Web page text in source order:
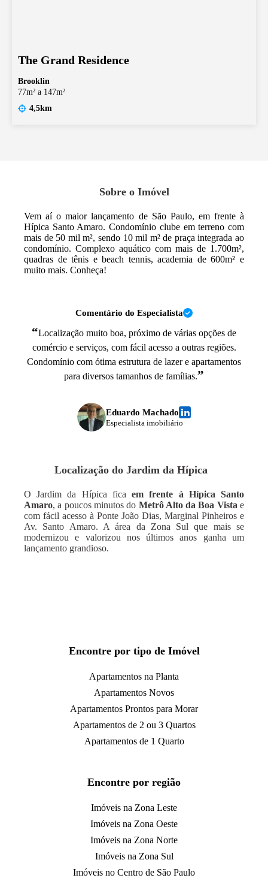
The Grand Residence
Brooklin
77m² a 147m²
4,5km
Sobre o Imóvel
Vem aí o maior lançamento de São Paulo, em frente à
Hípica Santo Amaro. Condomínio clube em terreno com
mais de 50 mil m², sendo 10 mil m² de praça integrada ao
condomínio. Complexo aquático com mais de 1.700m²,
quadras de tênis e beach tennis, academia de 600m² e
muito mais. Conheça!
Comentário do Especialista
“Localização muito boa, próximo de várias opções de
comércio e serviços, com fácil acesso a outras regiões.
Condomínio com ótima estrutura de lazer e apartamentos
para diversos tamanhos de famílias.”
Eduardo Machado
Especialista imobiliário
Localização do Jardim da Hípica
O Jardim da Hípica ficaem frente à Hípica Santo
Amaro, a poucos minutos do Metrô Alto da Boa Vista e
com fácil acesso à Ponte João Dias, Marginal Pinheiros e
Av. Santo Amaro. A área da Zona Sul que mais se
modernizou e valorizou nos últimos anos ganha um
lançamento grandioso.
Encontre por tipo de Imóvel
Apartamentos na Planta
Apartamentos Novos
Apartamentos Prontos para Morar
Apartamentos de 2 ou 3 Quartos
Apartamentos de 1 Quarto
Encontre por região
Imóveis na Zona Leste
Imóveis na Zona Oeste
Imóveis na Zona Norte
Imóveis na Zona Sul
Imóveis no Centro de São Paulo